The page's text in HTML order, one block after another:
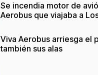
Se incendia motor de
Aerobus que viajaba a
Viva Aerobus arriesga el
también sus alas